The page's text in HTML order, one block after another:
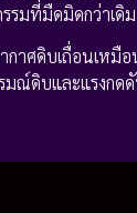
รมที่มืดมิดกว่าเดิม
าศดิบเถื่อนเหมือ
มณ์ดิบและแรงกด